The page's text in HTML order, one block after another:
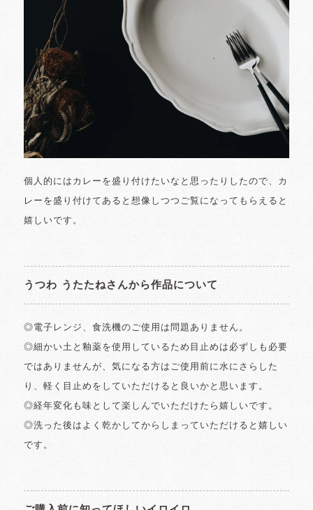
個人的にはカレーを盛り付けたいなと思ったりしたので、カ
レーを盛り付けてあると想像しつつご覧になってもらえると
嬉しいです。
うつわ うたたねさんから作品について
◎電子レンジ、食洗機のご使用は問題ありません。
◎細かい土と釉薬を使用しているため目止めは必ずしも必要
ではありませんが、気になる方はご使用前に水にさらした
り、軽く目止めをしていただけると良いかと思います。
◎経年変化も味として楽しんでいただけたら嬉しいです。
◎洗った後はよく乾かしてからしまっていただけると嬉しい
です。